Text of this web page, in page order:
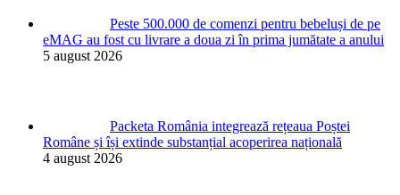
Peste 500.000 de comenzi pentru bebeluși de pe
eMAG au fost cu livrare a doua zi în prima jumătate a anului
5 august 2026
Packeta România integrează rețeaua Poștei
Române și își extinde substanțial acoperirea națională
4 august 2026